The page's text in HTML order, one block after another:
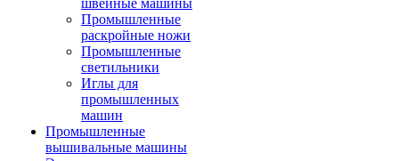
швейные машины
Промышленные
раскройные ножи
Промышленные
светильники
Иглы для
промышленных
машин
Промышленные
вышивальные машины